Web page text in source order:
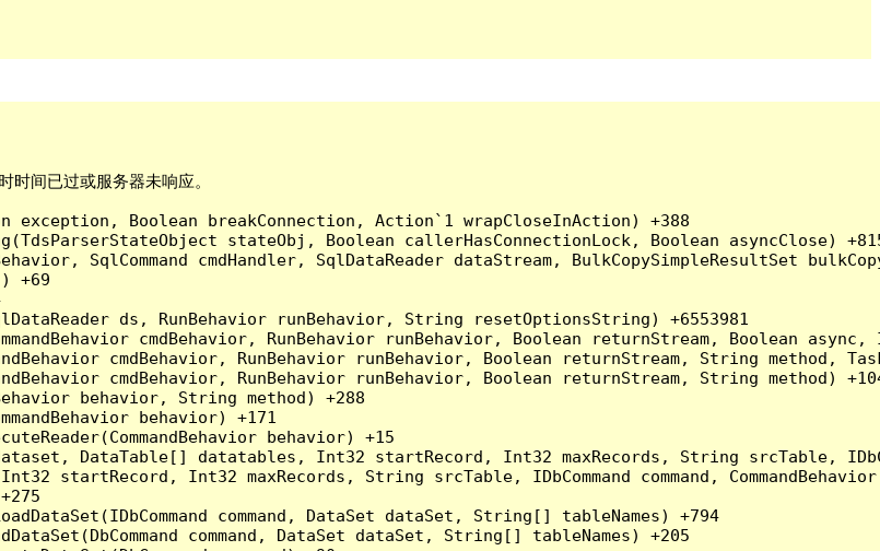
已过或服务器未响应。
exception, Boolean breakConnection, Action`1 wrapCloseInAction) +388
stateObj, Boolean callerHasConnectionLock, Boolean asyncClose)
SqlCommand cmdHandler, SqlDataReader dataStream, BulkCopySimpleResultSet
+69
ds, RunBehavior runBehavior, String resetOptionsString) +6553981
cmdBehavior, RunBehavior runBehavior, Boolean returnStream, Boolean
cmdBehavior, RunBehavior runBehavior, Boolean returnStream, String method,
cmdBehavior, RunBehavior runBehavior, Boolean returnStream, String method)
behavior, String method) +288
behavior) +171
behavior) +15
DataTable[] datatables, Int32 startRecord, Int32 maxRecords, String srcTable,
startRecord, Int32 maxRecords, String srcTable, IDbCommand command,
command, DataSet dataSet, String[] tableNames) +794
command, DataSet dataSet, String[] tableNames) +205